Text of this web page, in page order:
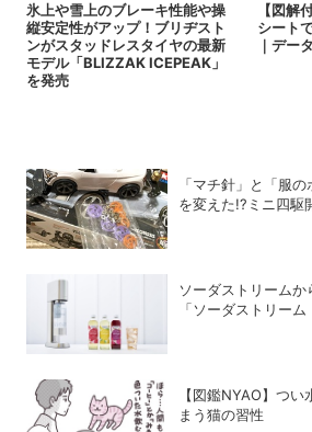
氷上や雪上のブレーキ性能や操
縦安定性がアップ！ブリヂスト
ンがスタッドレスタイヤの最新
モデル「BLIZZAK ICEPEAK」
を発売
【図解
シート
｜デー
「マチ針」と「服
を変えた!?ミニ四駆
ソーダストリーム
「ソーダストリー
【図鑑NYAO】つ
まう猫の習性